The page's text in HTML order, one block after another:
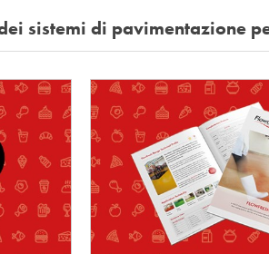
sistemi di pavimentazione